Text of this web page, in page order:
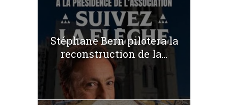
Stéphane Bern pilotera la
reconstruction de la...